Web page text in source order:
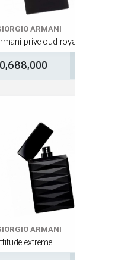
GIORGIO ARMANI
armani prive oud
80,688,000
GIORGIO ARMANI
attitude extreme